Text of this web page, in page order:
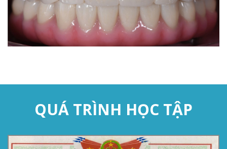
QUÁ TRÌNH HỌC TẬP